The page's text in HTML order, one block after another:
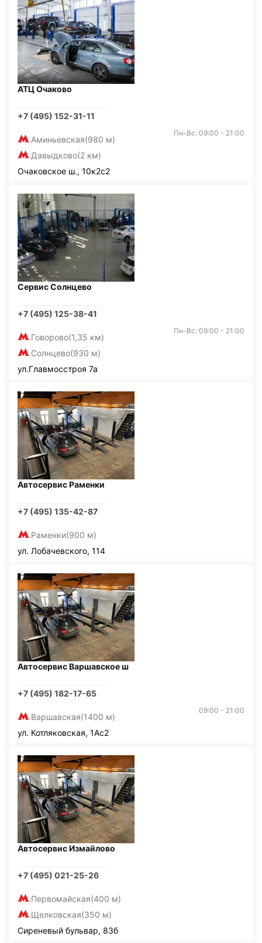
АТЦ Очаково
+7 (495) 152-31-11
Аминьевская(980 м)
Давыдково(2 км)
Пн-Вс: 09:00 - 21:00
Очаковское ш., 10к2с2
Сервис Солнцево
+7 (495) 125-38-41
Говорово(1,35 км)
Солнцево(930 м)
Пн-Вс: 09:00 - 21:00
ул.Главмосстроя 7а
Автосервис Раменки
+7 (495) 135-42-87
Раменки(900 м)
ул. Лобачевского, 114
Автосервис Варшавское ш
+7 (495) 182-17-65
Варшавская(1400 м)
09:00 - 21:00
ул. Котляковская, 1Ас2
Автосервис Измайлово
+7 (495) 021-25-26
Первомайская(400 м)
Щелковская(350 м)
Сиреневый бульвар, 83б